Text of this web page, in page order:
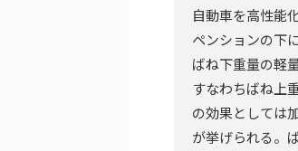
自動車を高性能
ペンションの下
ばね下重量の軽
すなわちばね上
の効果としては
が挙げられる。